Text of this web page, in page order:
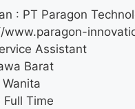
: PT Paragon
www.paragon-
Assistant
Barat
Time